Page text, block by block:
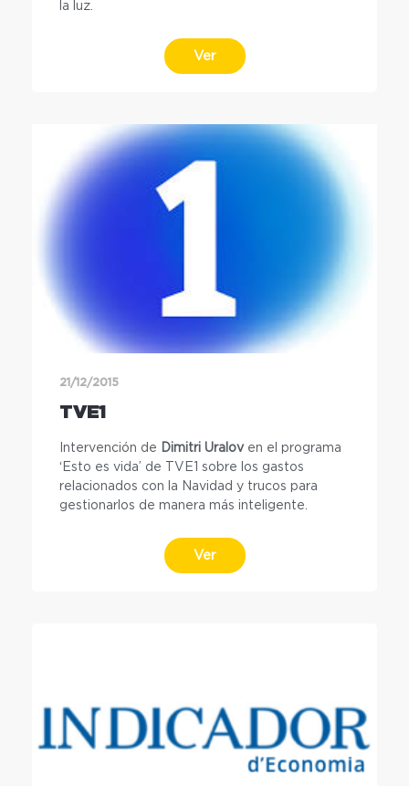
la luz.
Ver
21/12/2015
TVE1
Intervención de Dimitri Uraloven el programa
‘Esto es vida’ de TVE1 sobre los gastos
relacionados con la Navidad y trucos para
gestionarlos de manera más inteligente.
Ver